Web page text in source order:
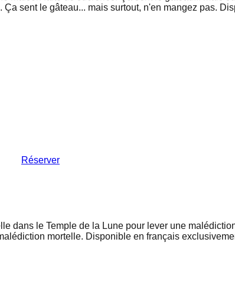
sent le gâteau... mais surtout, n'en mangez pas.
Réserver
dans le Temple de la Lune pour lever une
mortelle. Disponible en français